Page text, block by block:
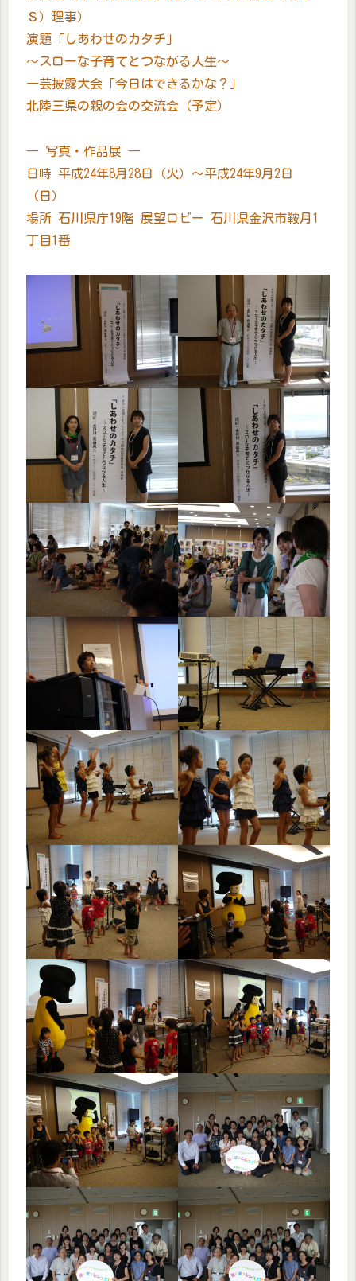
Ｓ）理事）
演題「しあわせのカタチ」
～スローな子育てとつながる人生～
一芸披露大会「今日はできるかな？」
北陸三県の親の会の交流会（予定）
― 写真・作品展 ―
日時 平成24年8月28日（火）～平成24年9月2日
（日）
場所 石川県庁19階 展望ロビー 石川県金沢市鞍月1
丁目1番